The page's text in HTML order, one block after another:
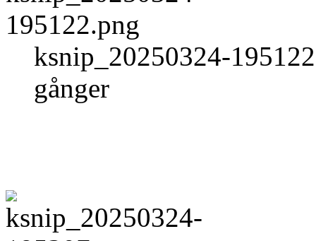
ksnip_20250324-
gånger